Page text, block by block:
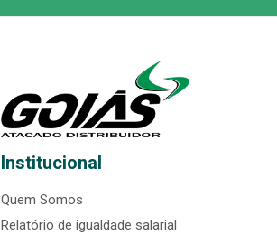
Institucional
Quem Somos
Relatório de igualdade salarial